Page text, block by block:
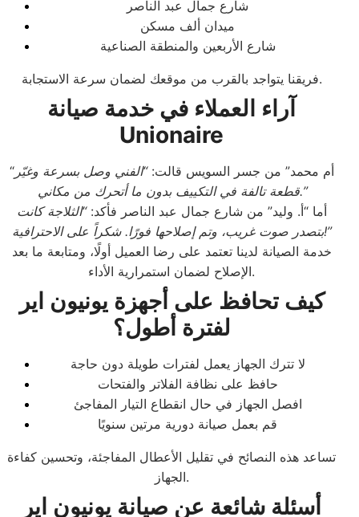
شارع جمال عبد الناصر
ميدان ألف مسكن
شارع الأربعين والمنطقة الصناعية
فريقنا يتواجد بالقرب من موقعك لضمان سرعة الاستجابة.
آراء العملاء في خدمة صيانة
Unionaire
“أم محمد” من جسر السويس قالت:“الفني وصل بسرعة وغيّر
قطعة تالفة في التكييف بدون ما أتحرك من مكاني.”
أما “أ. وليد” من شارع جمال عبد الناصر فأكد:“الثلاجة كانت
بتصدر صوت غريب، وتم إصلاحها فورًا. شكراً على الاحترافية!”
خدمة الصيانة لدينا تعتمد على رضا العميل أولًا، ومتابعة ما بعد
الإصلاح لضمان استمرارية الأداء.
كيف تحافظ على أجهزة يونيون اير
لفترة أطول؟
لا تترك الجهاز يعمل لفترات طويلة دون حاجة
حافظ على نظافة الفلاتر والفتحات
افصل الجهاز في حال انقطاع التيار المفاجئ
قم بعمل صيانة دورية مرتين سنويًا
تساعد هذه النصائح في تقليل الأعطال المفاجئة، وتحسين كفاءة
الجهاز.
أسئلة شائعة عن صيانة يونيون اير